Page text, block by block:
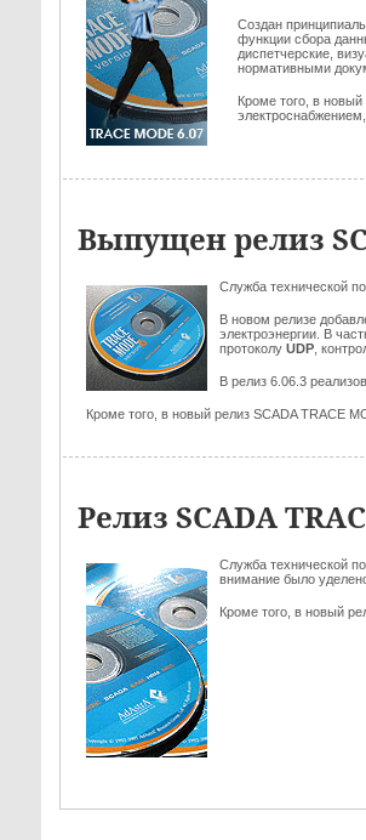
Создан
функции сбора
диспетчерские,
нормативными
Кроме того, в
Выпущен релиз
Служба технической
В новом релизе
электроэнергии. В
протоколу UDP ,
В релиз 6.06.3
Кроме того, в новый релиз SCADA TRACE
Релиз SCADA
Служба технической
внимание было
Кроме того, в новый